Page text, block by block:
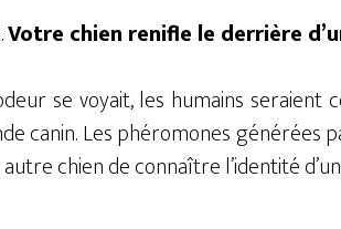
Votre chien renifle le derrière
se voyait, les humains
canin. Les phéromones générées
autre chien de connaître l’identité